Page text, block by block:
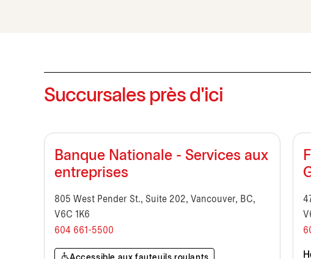
Succursales près d'ici
Banque Nationale - Services aux
entreprises
805 West Pender St., Suite 202, Vancouver, BC,
V6C 1K6
604 661-5500